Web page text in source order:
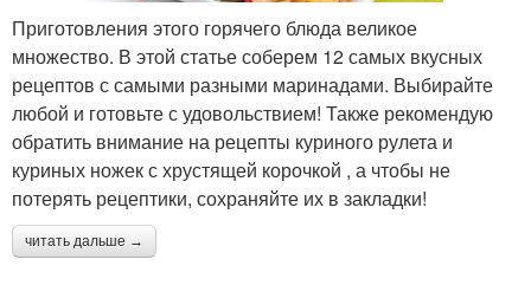
Приготовления этого горячего блюда великое
множество. В этой статье соберем 12 самых вкусных
рецептов с самыми разными маринадами. Выбирайте
любой и готовьте с удовольствием! Также рекомендую
обратить внимание на рецепты куриного рулета и
куриных ножек с хрустящей корочкой , а чтобы не
потерять рецептики, сохраняйте их в закладки!
читать дальше →